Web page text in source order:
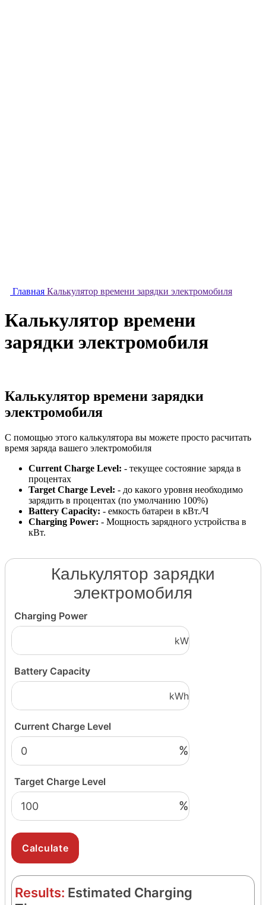
Главная Калькулятор времени зарядки электромобиля
Калькулятор времени
зарядки электромобиля
Калькулятор времени зарядки
электромобиля
С помощью этого калькулятора вы можете просто расчитать
время заряда вашего электромобиля
Current Charge Level: - текущее состояние заряда в
процентах
Target Charge Level: - до какого уровня необходимо
зарядить в процентах (по умолчанию 100%)
Battery Capacity: - емкость батареи в кВт./Ч
Charging Power: - Мощность зарядного устройства в
кВт.
Калькулятор зарядки
электромобиля